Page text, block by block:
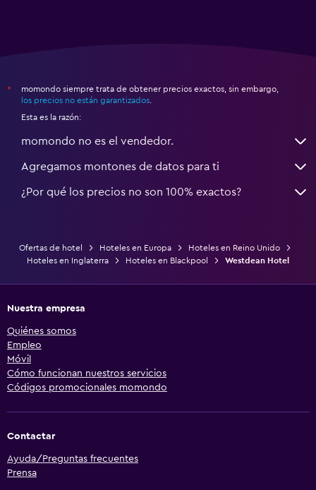
*
momondo siempre trata de obtener precios exactos, sin embargo,
los precios no están garantizados
Esta es la razón:
momondo no es el vendedor.
Agregamos montones de datos para ti
¿Por qué los precios no son 100% exactos?
Ofertas de hotel Hoteles en Europa
Hoteles en Reino Unido
Hoteles en Inglaterra
Hoteles en Blackpool Westdean Hotel
Nuestra empresa
Quiénes somos
Empleo
Móvil
Cómo funcionan nuestros servicios
Códigos promocionales momondo
Contactar
Ayuda/Preguntas frecuentes
Prensa